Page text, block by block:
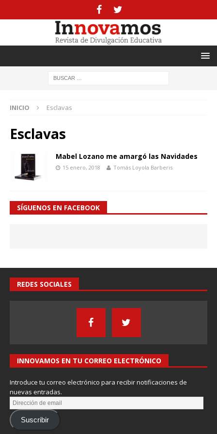
INICIO Esclavas
Esclavas
Mabel Lozano me amargó las Navidades
15 enero, 2018 Tomás Loyola Barberis
SÍGUENOS EN FACEBOOK
REDES SOCIALES
INNOVAMOS EN TU CORREO ELECTRÓNICO
Introduce tu correo electrónico para recibir notificaciones de
nuevas entradas.
Suscribir